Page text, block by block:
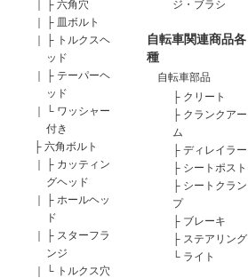
｜
├ 六角穴
｜
├ 皿ボルト
｜
├ トルクスヘ
ッド
｜
├ テーパーヘ
ッド
｜
└ ワッシャー
付き
├ 六角ボルト
｜
├ カッティン
グヘッド
｜
├ ホールヘッ
ド
｜
├ スターフラ
ンジ
｜
└ トルクス穴
ジ・ブラシ
自転車関連商品各
種
自転車部品
├ クリート
├ クランクアー
ム
├ ディレイラー
├ シートポスト
├ シートクラン
プ
├ ブレーキ
├ ステアリング
└ ライト